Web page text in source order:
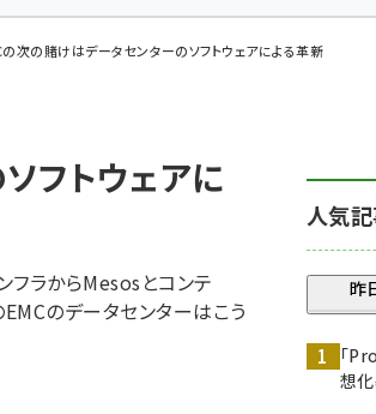
次の賭けはデータセンターのソフトウェアによる革新
フトウェアに
ラからMesosとコンテ
のデータセンターはこう
人気
昨
「
想